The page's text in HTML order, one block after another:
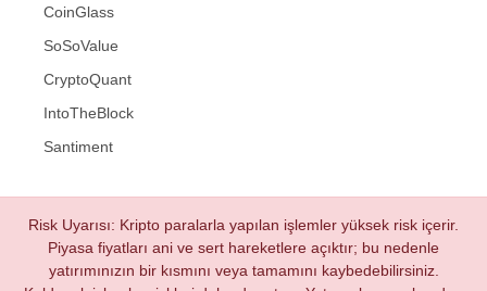
CoinGlass
SoSoValue
CryptoQuant
IntoTheBlock
Santiment
Risk Uyarısı: Kripto paralarla yapılan işlemler yüksek risk içerir.
Piyasa fiyatları ani ve sert hareketlere açıktır; bu nedenle
yatırımınızın bir kısmını veya tamamını kaybedebilirsiniz.